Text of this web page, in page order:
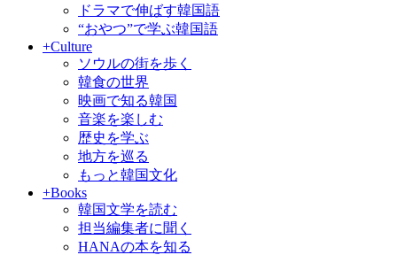
ドラマで伸ばす韓国語
“おやつ”で学ぶ韓国語
+Culture
ソウルの街を歩く
韓食の世界
映画で知る韓国
音楽を楽しむ
歴史を学ぶ
地方を巡る
もっと韓国文化
+Books
韓国文学を読む
担当編集者に聞く
HANAの本を知る